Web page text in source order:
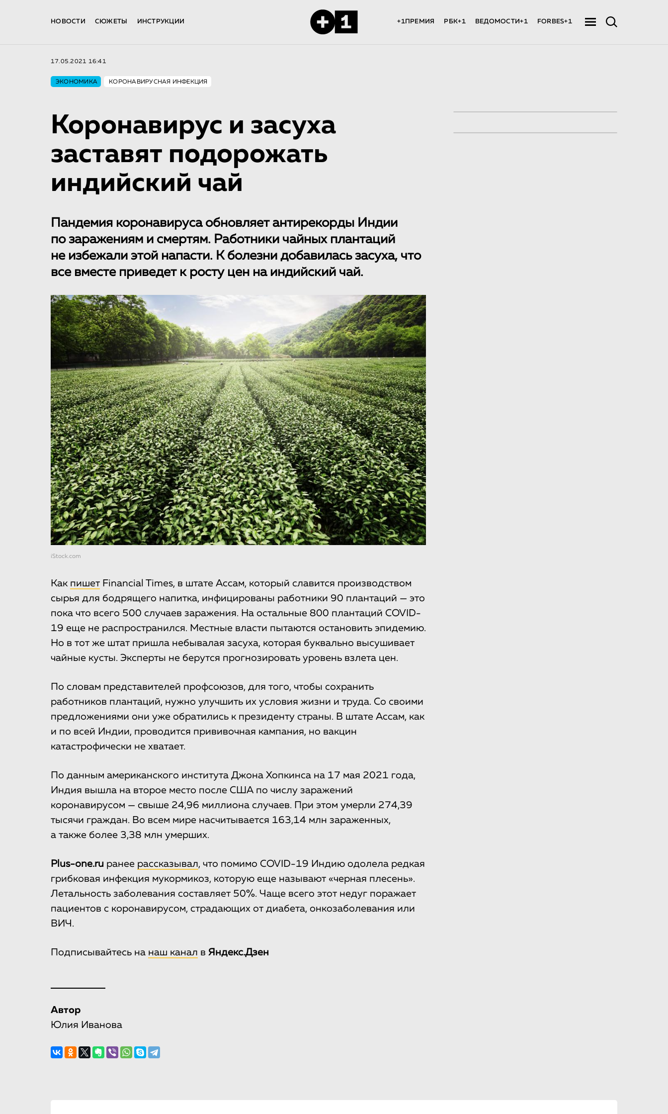
НОВОСТИ СЮЖЕТЫ ИНСТРУКЦИИ +1ПРЕМИЯ РБК+1 ВЕДОМОСТИ+1 FORBES+1
17.05.2021 16:41
ЭКОНОМИКА КОРОНАВИРУСНАЯ ИНФЕКЦИЯ
Коронавирус и засуха
заставят подорожать
индийский чай
Пандемия коронавируса обновляет антирекорды Индии
по заражениям и смертям. Работники чайных плантаций
не избежали этой напасти. К болезни добавилась засуха, что
все вместе приведет к росту цен на индийский чай.
iStock.com
Как пишет Financial Times, в штате Ассам, который славится производством
сырья для бодрящего напитка, инфицированы работники 90 плантаций — это
пока что всего 500 случаев заражения. На остальные 800 плантаций COVID-
19 еще не распространился. Местные власти пытаются остановить эпидемию.
Но в тот же штат пришла небывалая засуха, которая буквально высушивает
чайные кусты. Эксперты не берутся прогнозировать уровень взлета цен.
По словам представителей профсоюзов, для того, чтобы сохранить
работников плантаций, нужно улучшить их условия жизни и труда. Со своими
предложениями они уже обратились к президенту страны. В штате Ассам, как
и по всей Индии, проводится прививочная кампания, но вакцин
катастрофически не хватает.
По данным американского института Джона Хопкинса на 17 мая 2021 года,
Индия вышла на второе место после США по числу заражений
коронавирусом — свыше 24,96 миллиона случаев. При этом умерли 274,39
тысячи граждан. Во всем мире насчитывается 163,14 млн зараженных,
а также более 3,38 млн умерших.
Plus-one.ru ранее рассказывал, что помимо COVID-19 Индию одолела редкая
грибковая инфекция мукормикоз, которую еще называют «черная плесень».
Летальность заболевания составляет 50%. Чаще всего этот недуг поражает
пациентов с коронавирусом, страдающих от диабета, онкозаболевания или
ВИЧ.
Подписывайтесь на наш канал в Яндекс.Дзен
Автор
Юлия Иванова